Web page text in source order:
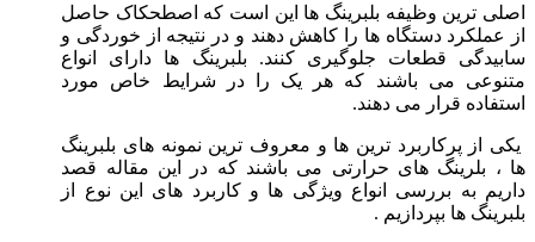
اصلی ترین وظیفه بلبرینگ ها این است که اصطحکاک حاصل
از عملکرد دستگاه ها را کاهش دهند و در نتیجه از خوردگی و
سابیدگی قطعات جلوگیری کنند. بلبرینگ ها دارای انواع
متنوعی می باشند که هر یک را در شرایط خاص مورد
استفاده قرار می دهند.
یکی از پرکاربرد ترین ها و معروف ترین نمونه های بلبرینگ
ها ، بلرینگ های حرارتی می باشند که در این مقاله قصد
داریم به بررسی انواع ویژگی ها و کاربرد های این نوع از
بلبرینگ ها بپردازیم .